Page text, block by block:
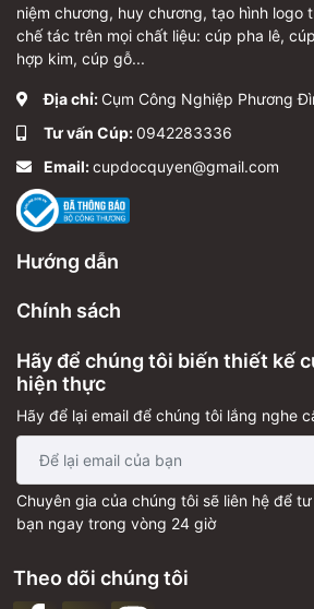
niệm chương, huy chương, tạo hình logo
chế tác trên mọi chất liệu: cúp pha lê,
hợp kim, cúp gỗ...
Địa chỉ: Cụm Công Nghiệp Phương
Tư vấn Cúp:0942283336
Email:cupdocquyen@gmail.com
Hướng dẫn
Chính sách
Hãy để chúng tôi biến thiết kế
hiện thực
Hãy để lại email để chúng tôi lắng nghe
Chuyên gia của chúng tôi sẽ liên hệ để
bạn ngay trong vòng 24 giờ
Theo dõi chúng tôi